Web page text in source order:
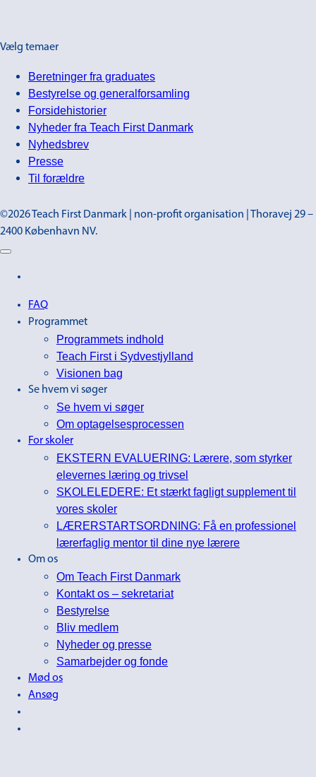
Vælg temaer
Beretninger fra graduates
Bestyrelse og generalforsamling
Forsidehistorier
Nyheder fra Teach First Danmark
Nyhedsbrev
Presse
Til forældre
©2026 Teach First Danmark | non-profit organisation | Thoravej 29 –
2400 København NV.
FAQ
Programmet
Programmets indhold
Teach First i Sydvestjylland
Visionen bag
Se hvem vi søger
Se hvem vi søger
Om optagelsesprocessen
For skoler
EKSTERN EVALUERING: Lærere, som styrker
elevernes læring og trivsel
SKOLELEDERE: Et stærkt fagligt supplement til
vores skoler
LÆRERSTARTSORDNING: Få en professionel
lærerfaglig mentor til dine nye lærere
Om os
Om Teach First Danmark
Kontakt os – sekretariat
Bestyrelse
Bliv medlem
Nyheder og presse
Samarbejder og fonde
Mød os
Ansøg